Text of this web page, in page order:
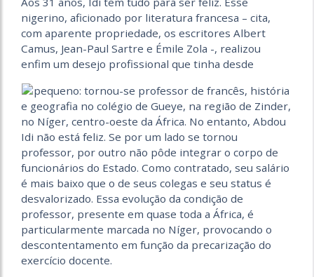
nigerino, aficionado por literatura francesa – cita,
com aparente propriedade, os escritores Albert
Camus, Jean-Paul Sartre e Émile Zola -, realizou
enfim um desejo profissional que tinha desde
pequeno: tornou-se professor de francês, história
e geografia no colégio de Gueye, na região de Zinder,
no Níger, centro-oeste da África. No entanto, Abdou
Idi não está feliz. Se por um lado se tornou
professor, por outro não pôde integrar o corpo de
funcionários do Estado. Como contratado, seu salário
é mais baixo que o de seus colegas e seu status é
desvalorizado. Essa evolução da condição de
professor, presente em quase toda a África, é
particularmente marcada no Níger, provocando o
descontentamento em função da precarização do
exercício docente.